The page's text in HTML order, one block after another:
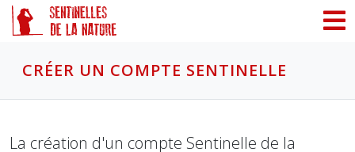
CRÉER UN COMPTE SENTINELLE
La création d'un compte Sentinelle de la
Panneau de gestion des cookies